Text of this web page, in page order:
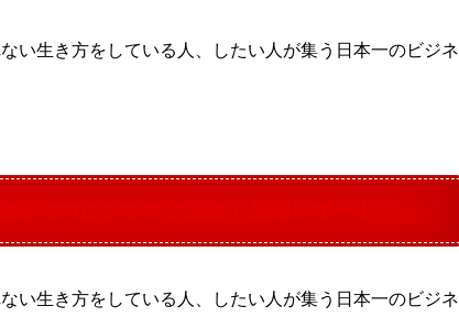
い生き方をしている人、したい人が集う日本一のビジネ
い生き方をしている人、したい人が集う日本一のビジネ